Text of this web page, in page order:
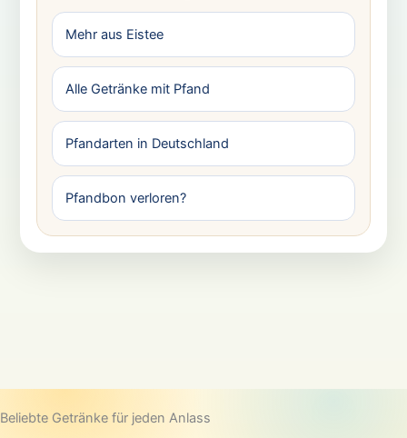
Mehr aus Eistee
Alle Getränke mit Pfand
Pfandarten in Deutschland
Pfandbon verloren?
Beliebte Getränke für jeden Anlass